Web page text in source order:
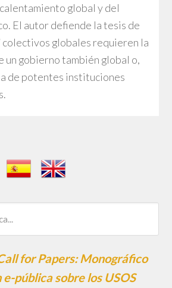
global y del
El autor defiende la tesis de
colectivos globales requieren la
un gobierno también global o,
de potentes instituciones
for Papers: Monográfico
e-pública sobre los USOS